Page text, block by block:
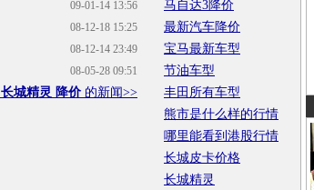
09-01-14 13:56
08-12-18 15:25
08-12-14 23:49
08-05-28 09:51
长城精灵 降价 的新闻>>
马自达3降价
最新汽车降价
宝马最新车型
节油车型
丰田所有车型
熊市是什么样的行情
哪里能看到港股行情
长城皮卡价格
长城精灵